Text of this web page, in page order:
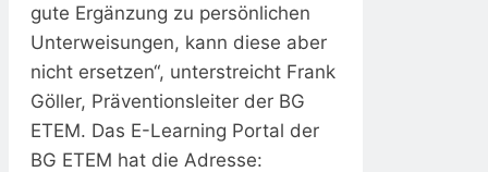
gute Ergänzung zu persönlichen
Unterweisungen, kann diese aber
nicht ersetzen“, unterstreicht Frank
Göller, Präventionsleiter der BG
ETEM. Das E-Learning Portal der
BG ETEM hat die Adresse: